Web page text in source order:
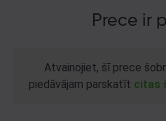
Prece ir
Atvainojiet, šī prece
piedāvājam parskatīt citas